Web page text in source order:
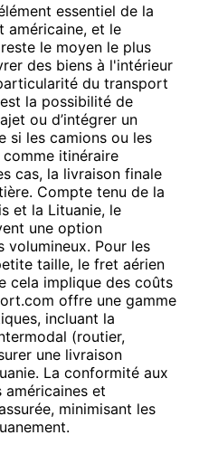
essentiel de la
américaine, et le
le moyen le plus
des biens à l'intérieur
du transport
la possibilité de
ou d’intégrer un
si les camions ou les
itinéraire
cas, la livraison finale
Compte tenu de la
et la Lituanie, le
une option
volumineux. Pour les
taille, le fret aérien
cela implique des coûts
offre une gamme
incluant la
(routier,
une livraison
La conformité aux
américaines et
minimisant les